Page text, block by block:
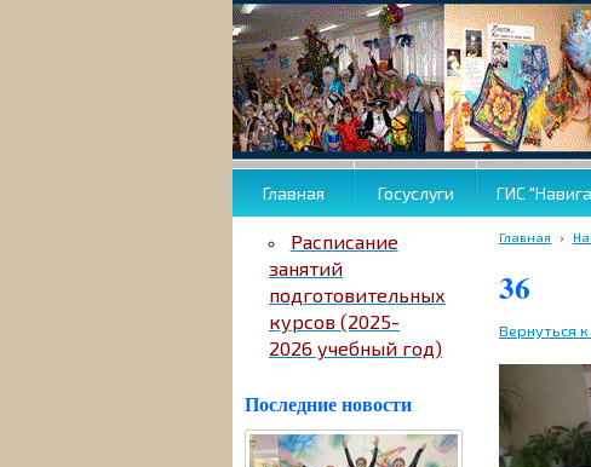
Главная Госуслуги ГИС
Расписание
занятий
подготовительных
курсов (2025-
2026 учебный год)
Последние новости
Главная ›
36
Вернуться к